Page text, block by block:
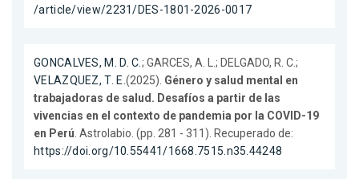
/article/view/2231/DES-1801-2026-0017
GONCALVES, M. D. C.; GARCES, A. L.; DELGADO, R. C.;
VELAZQUEZ, T. E.(2025). Género y salud mental en
trabajadoras de salud. Desafíos a partir de las
vivencias en el contexto de pandemia por la COVID-19
en Perú. Astrolabio. (pp. 281 - 311). Recuperado de:
https://doi.org/10.55441/1668.7515.n35.44248